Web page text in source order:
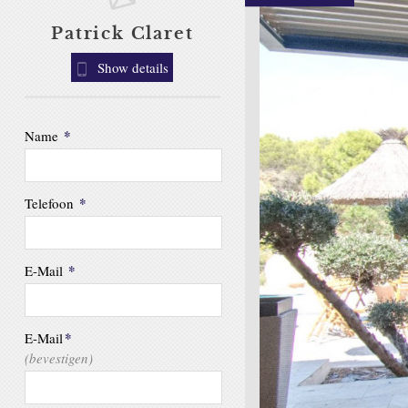
Patrick Claret
Show details
Name *
Telefoon *
E-Mail *
E-Mail*
(bevestigen)